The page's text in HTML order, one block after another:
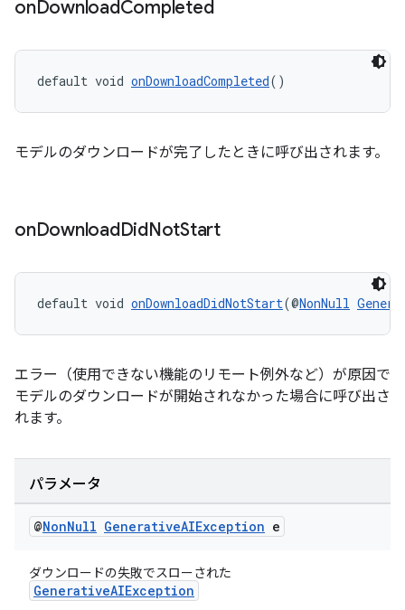
onDownloadCompleted
default void onDownloadCompleted()
モデルのダウンロードが完了したときに呼び出されます。
onDownloadDidNotStart
default void onDownloadDidNotStart(@NonNull
エラー（使用できない機能のリモート例外など）が原因で
モデルのダウンロードが開始されなかった場合に呼び出さ
れます。
パラメータ
@NonNull GenerativeAIException e
ダウンロードの失敗でスローされた
GenerativeAIException